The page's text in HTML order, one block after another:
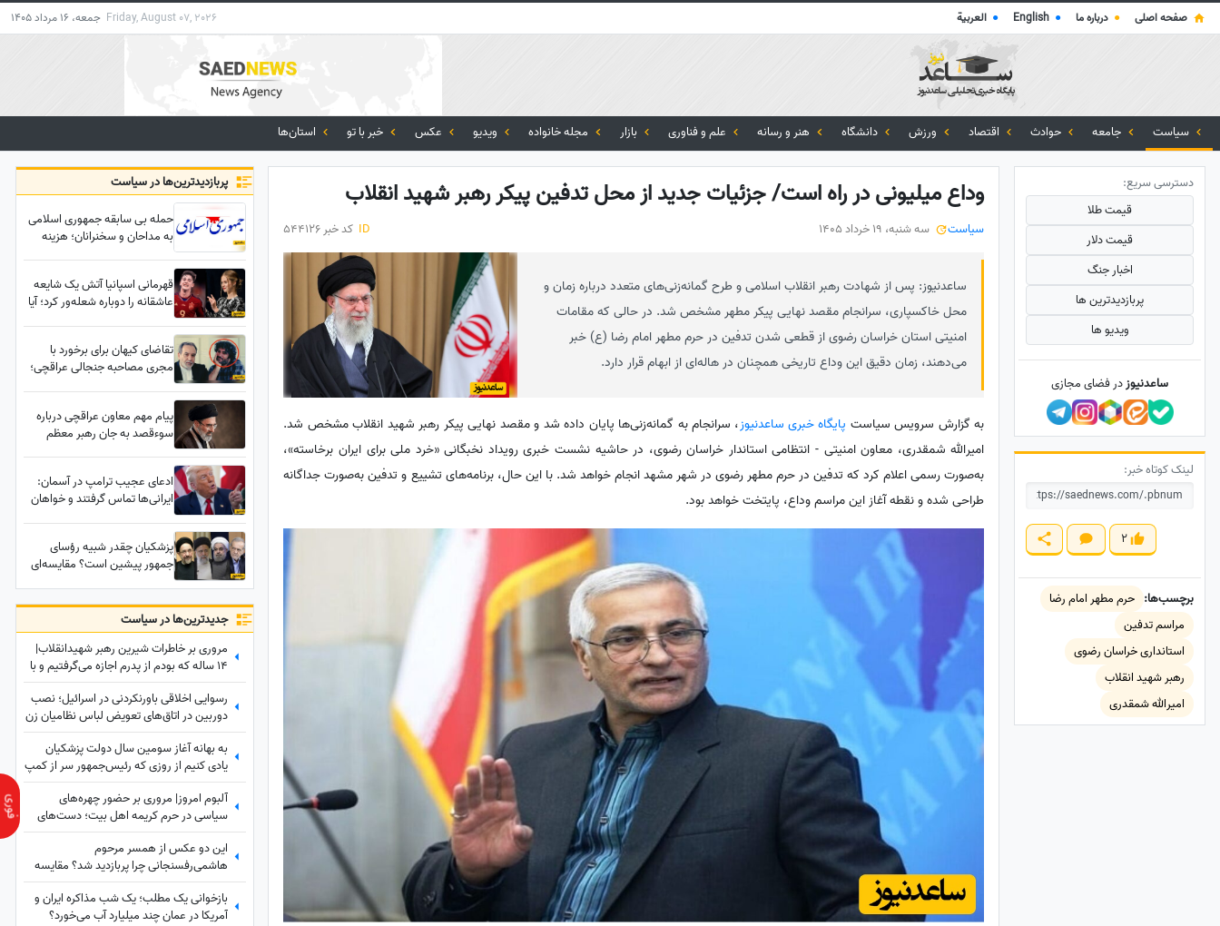
صفحه اصلی ● درباره ما ●
English
● العربية Friday, August 07, 2026 جمعه، 16 مرداد 1405
سیاست جامعه حوادث اقتصاد ورزش دانشگاه هنر و رسانه علم و فناوری بازار مجله خانواده ویدیو عکس خبر با تو استان‌ها
وداع میلیونی در راه است/ جزئیات جدید از محل تدفین پیکر رهبر شهید انقلاب
سیاست سه شنبه، 19 خرداد 1405 ID کد خبر 544126
ساعدنیوز: پس از شهادت رهبر انقلاب اسلامی و طرح گمانه‌زنی‌های متعدد درباره زمان و
محل خاکسپاری، سرانجام مقصد نهایی پیکر مطهر مشخص شد. در حالی که مقامات
امنیتی استان خراسان رضوی از قطعی شدن تدفین در حرم مطهر امام رضا (ع) خبر
می‌دهند، زمان دقیق این وداع تاریخی همچنان در هاله‌ای از ابهام قرار دارد.
به گزارش سرویس سیاست پایگاه خبری ساعدنیوز،‌ سرانجام به گمانه‌زنی‌ها پایان داده شد و مقصد نهایی پیکر رهبر شهید انقلاب مشخص شد.
امیرالله شمقدری، معاون امنیتی - انتظامی استاندار خراسان رضوی، در حاشیه نشست خبری رویداد نخبگانی «خرد ملی برای ایران برخاسته»،
به‌صورت رسمی اعلام کرد که تدفین در حرم مطهر رضوی در شهر مشهد انجام خواهد شد. با این حال، برنامه‌های تشییع و تدفین به‌صورت جداگانه
طراحی شده و نقطه آغاز این مراسم وداع، پایتخت خواهد بود.
پربازدید‌ترین‌ها در سیاست
حمله بی سابقه جمهوری اسلامی
به مداحان و سخنرانان؛ هزینه
قهرمانی اسپانیا آتش یک شایعه
عاشقانه را دوباره شعله‌ور کرد؛ آیا
تقاضای کیهان برای برخورد با
مجری مصاحبه جنجالی عراقچی؛
پیام مهم معاون عراقچی درباره
سوءقصد به جان رهبر معظم
ادعای عجیب ترامپ در آسمان:
ایرانی‌ها تماس گرفتند و خواهان
پزشکیان چقدر شبیه رؤسای
جمهور پیشین است؟ مقایسه‌ای
جدید‌ترین‌ها در سیاست
مروری بر خاطرات شیرین رهبر شهیدانقلاب|
14 ساله که بودم از پدرم اجازه می‌گرفتیم و با
برادرم به ییلاق می‌رفتیم شب خسته
برمی‌گشتیم و می‌خوابیدیم، پدرم ما را ...
رسوایی اخلاقی باورنکردنی در اسرائیل؛ نصب
دوربین در اتاق‌های تعویض لباس نظامیان زن
و سرویس‌های بهداشتی آنان!
به بهانه آغاز سومین سال دولت پزشکیان
یادی کنیم از روزی که رئیس‌جمهور سر از کمپ
ترک اعتیاد درآورد؛ از خوش و بش صمیمانه با
مددجویان تا کاشت درخت و...
آلبوم امروز| مروری بر حضور چهره‌های
سیاسی در حرم کریمه اهل بیت؛ دست‌های
خسته سیاستمداران، گره‌خورده به ضریح امید
این دو عکس از همسر مرحوم
هاشمی‌رفسنجانی چرا پربازدید شد؟ مقایسه
چهره و میز صبحانه
بازخوانی یک مطلب؛ یک شب مذاکره ایران و
آمریکا در عمان چند میلیارد آب می‌خورد؟
دسترسی سریع:
قیمت طلا
قیمت دلار
اخبار جنگ
پربازدید‌ترین ها
ویدیو ها
ساعدنیوزدر فضای مجازی
لینک کوتاه خبر:
2
برچسب‌ها: حرم مطهر امام رضا
مراسم تدفین
استانداری خراسان رضوی
رهبر شهید انقلاب
امیرالله شمقدری